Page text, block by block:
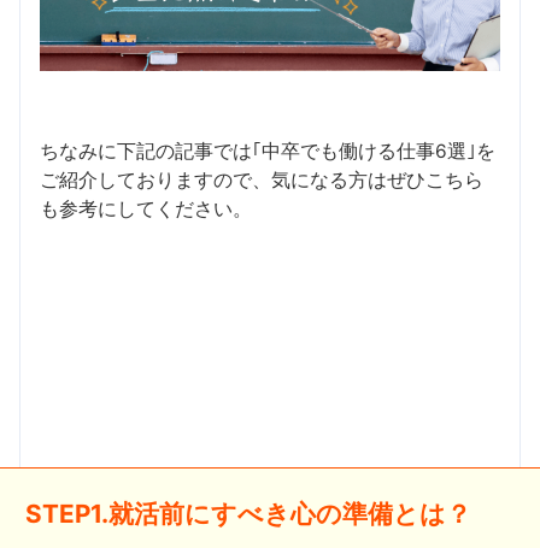
ちなみに下記の記事では｢中卒でも働ける仕事6選｣を
ご紹介しておりますので、気になる方はぜひこちら
も参考にしてください。
STEP1.就活前にすべき心の準備とは？